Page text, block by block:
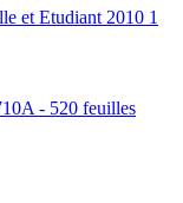
et Etudiant 2010 1
- 520 feuilles